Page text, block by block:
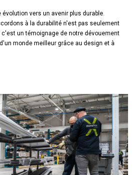
vers un avenir plus durable.
à la durabilité n'est pas seulement
un témoignage de notre dévouement
monde meilleur grâce au design et à